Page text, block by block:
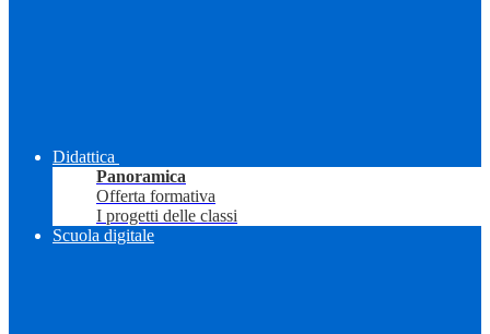
Didattica
Panoramica
Offerta formativa
I progetti delle classi
Scuola digitale